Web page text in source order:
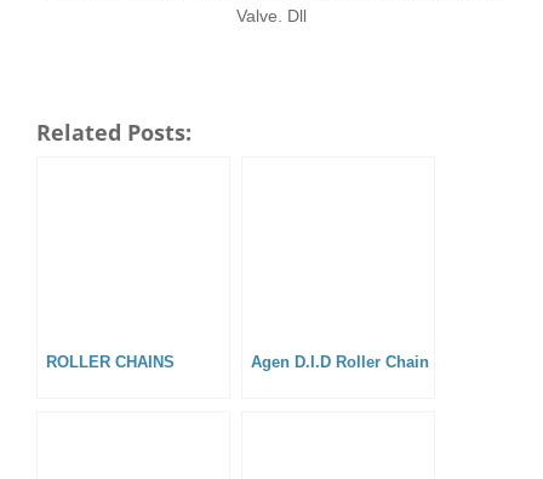
Valve. Dll
Related Posts:
ROLLER CHAINS Agen D.I.D Roller Chain